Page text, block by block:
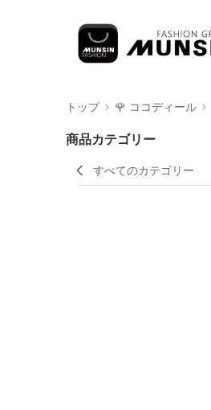
トップ 🌹 ココディール
商品カテゴリー
すべてのカテゴリー